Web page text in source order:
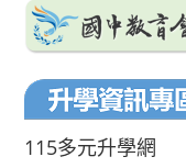
115多元升學網